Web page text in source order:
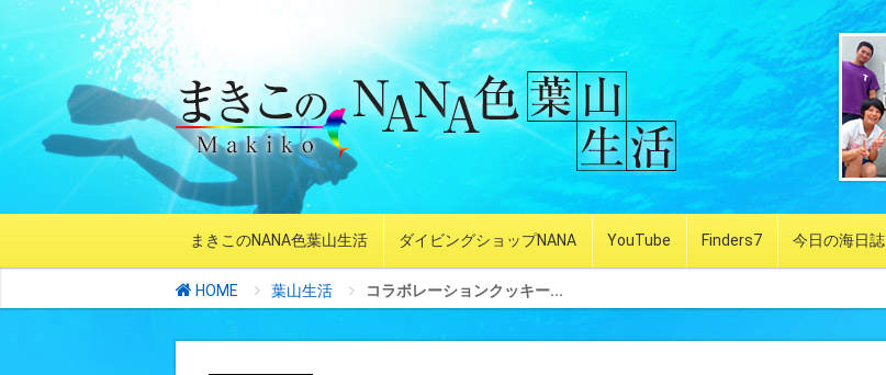
まきこのNANA色葉山生活 ダイビングショップNANA YouTube Finders7 今日の海日誌
HOME 葉山生活 コラボレーションクッキー...